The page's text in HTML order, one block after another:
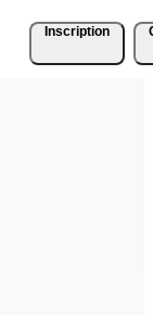
Inscription